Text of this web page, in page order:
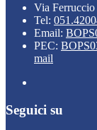
Via
Tel:
Email:
PEC:
mail
Seguici su